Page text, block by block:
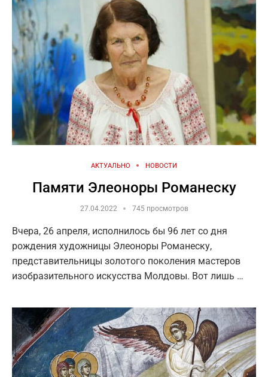
АКТУАЛЬНО НОВОСТИ
Памяти Элеоноры Романеску
27.04.2022 745 просмотров
Вчера, 26 апреля, исполнилось бы 96 лет со дня
рождения художницы Элеоноры Романеску,
представительницы золотого поколения мастеров
изобразительного искусства Молдовы. Вот лишь …